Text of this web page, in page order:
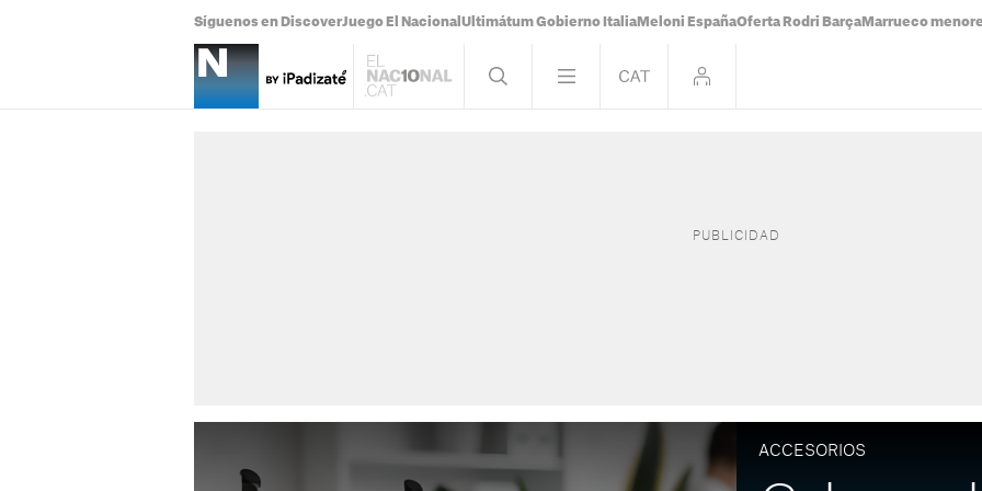
Síguenos en DiscoverJuego El Nacional Ultimátum Gobierno Italia Meloni EspañaOferta Rodri Barça Marrueco
ACCESORIOS